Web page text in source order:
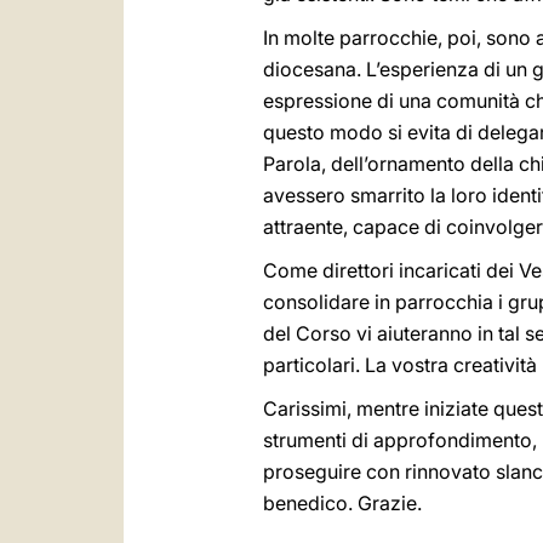
In molte parrocchie, poi, sono
diocesana. L’esperienza di
espressione di una comunità
questo modo si evita di
Parola, dell’ornamento della
avessero smarrito la loro
attraente, capace di
Come direttori incaricati dei
consolidare in parrocchia i
del Corso vi aiuteranno in tal
particolari. La vostra
Carissimi, mentre iniziate
strumenti di
proseguire con rinnovato
benedico. Grazie.